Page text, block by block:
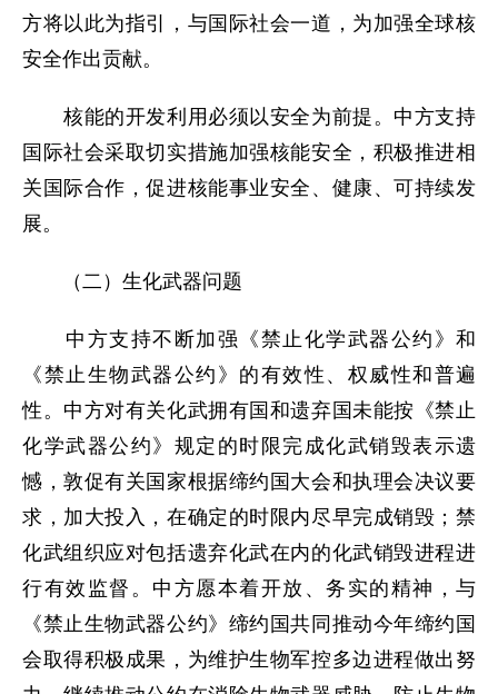
方将以此为指引，与国际社会一道，为加强全球核
安全作出贡献。
核能的开发利用必须以安全为前提。中方支持
国际社会采取切实措施加强核能安全，积极推进相
关国际合作，促进核能事业安全、健康、可持续发
展。
（二）生化武器问题
中方支持不断加强《禁止化学武器公约》和
《禁止生物武器公约》的有效性、权威性和普遍
性。中方对有关化武拥有国和遗弃国未能按《禁止
化学武器公约》规定的时限完成化武销毁表示遗
憾，敦促有关国家根据缔约国大会和执理会决议要
求，加大投入，在确定的时限内尽早完成销毁；禁
化武组织应对包括遗弃化武在内的化武销毁进程进
行有效监督。中方愿本着开放、务实的精神，与
《禁止生物武器公约》缔约国共同推动今年缔约国
会取得积极成果，为维护生物军控多边进程做出努